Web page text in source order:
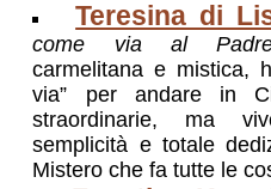
Teresina di
come via al
carmelitana e mistica,
via” per andare in
straordinarie, ma
semplicità e totale
Mistero che fa tutte le